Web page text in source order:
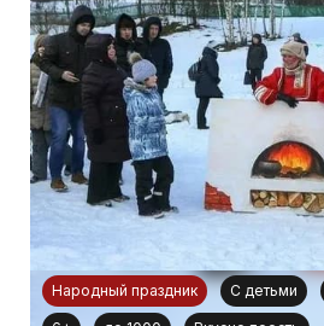
Народный праздник С детьми